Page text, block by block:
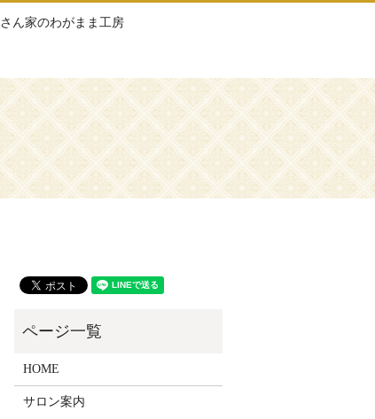
ん家のわがまま工房
HOME
サロン案内